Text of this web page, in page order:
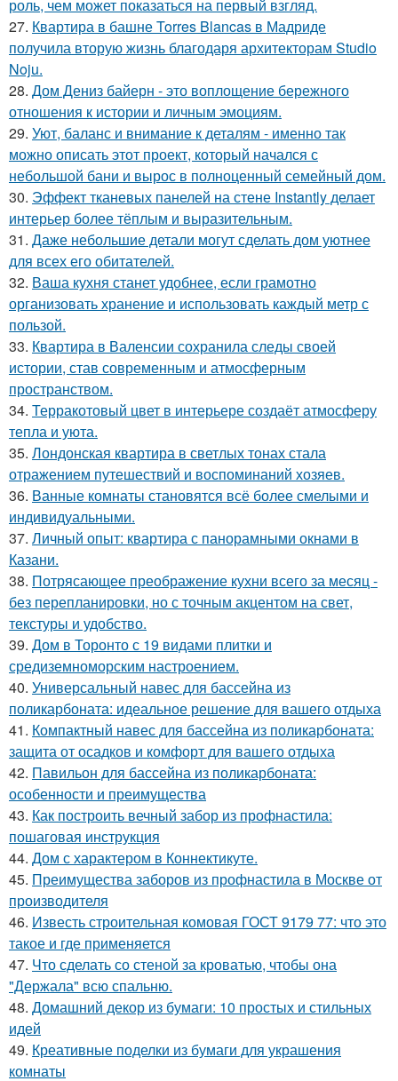
роль, чем может показаться на первый взгляд.
27. Квартира в башне Torres Blancas в Мадриде
получила вторую жизнь благодаря архитекторам Studio
Noju.
28. Дом Дениз байерн - это воплощение бережного
отношения к истории и личным эмоциям.
29. Уют, баланс и внимание к деталям - именно так
можно описать этот проект, который начался с
небольшой бани и вырос в полноценный семейный дом.
30. Эффект тканевых панелей на стене Instantly делает
интерьер более тёплым и выразительным.
31. Даже небольшие детали могут сделать дом уютнее
для всех его обитателей.
32. Ваша кухня станет удобнее, если грамотно
организовать хранение и использовать каждый метр с
пользой.
33. Квартира в Валенсии сохранила следы своей
истории, став современным и атмосферным
пространством.
34. Терракотовый цвет в интерьере создаёт атмосферу
тепла и уюта.
35. Лондонская квартира в светлых тонах стала
отражением путешествий и воспоминаний хозяев.
36. Ванные комнаты становятся всё более смелыми и
индивидуальными.
37. Личный опыт: квартира с панорамными окнами в
Казани.
38. Потрясающее преображение кухни всего за месяц -
без перепланировки, но с точным акцентом на свет,
текстуры и удобство.
39. Дом в Торонто с 19 видами плитки и
средиземноморским настроением.
40. Универсальный навес для бассейна из
поликарбоната: идеальное решение для вашего отдыха
41. Компактный навес для бассейна из поликарбоната:
защита от осадков и комфорт для вашего отдыха
42. Павильон для бассейна из поликарбоната:
особенности и преимущества
43. Как построить вечный забор из профнастила:
пошаговая инструкция
44. Дом с характером в Коннектикуте.
45. Преимущества заборов из профнастила в Москве от
производителя
46. Известь строительная комовая ГОСТ 9179 77: что это
такое и где применяется
47. Что сделать со стеной за кроватью, чтобы она
"Держала" всю спальню.
48. Домашний декор из бумаги: 10 простых и стильных
идей
49. Креативные поделки из бумаги для украшения
комнаты